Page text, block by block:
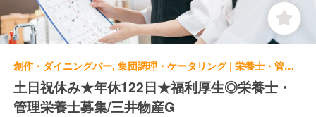
創作・ダイニングバー, 集団調理・ケータリング | 栄養士・管理栄養士 | 関連事業本部 PD事業部 PLASIA KITCHEN
土日祝休み★年休122日★福利厚生◎栄養士・
管理栄養士募集/三井物産G